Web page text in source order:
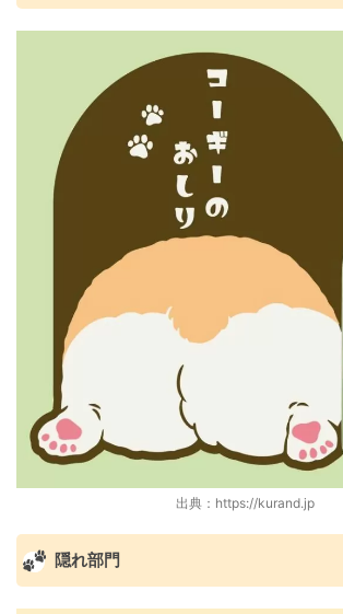
出典：https://kurand.jp
隠れ部門